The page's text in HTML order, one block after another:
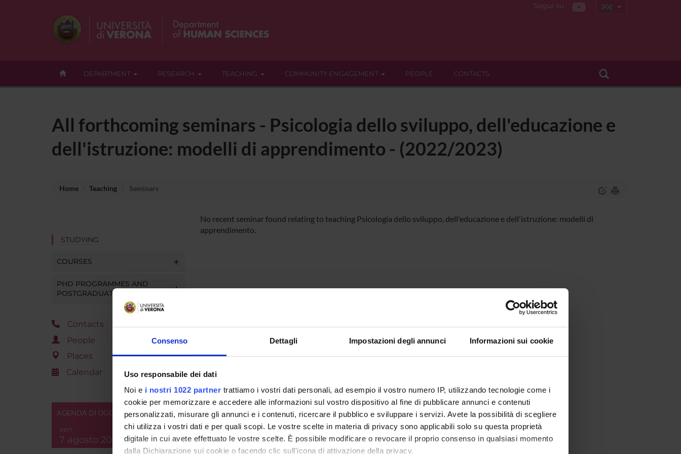
Consenso Dettagli Impostazioni degli annunci Informazioni sui cookie
Uso responsabile dei dati
Noi e i nostri 1022 partner trattiamo i vostri dati personali, ad esempio il vostro numero IP, utilizzando tecnologie come i
cookie per memorizzare e accedere alle informazioni sul vostro dispositivo al fine di pubblicare annunci e contenuti
personalizzati, misurare gli annunci e i contenuti, ricercare il pubblico e sviluppare i servizi. Avete la possibilità di scegliere
chi utilizza i vostri dati e per quali scopi. Le vostre scelte in materia di privacy sono applicabili solo su questa proprietà
digitale in cui avete effettuato le vostre scelte. È possibile modificare o revocare il proprio consenso in qualsiasi momento
dalla Dichiarazione sui cookie o facendo clic sull'icona di attivazione della privacy.
Segui su
DEPARTMENT RESEARCH TEACHING COMMUNITY ENGAGEMENT PEOPLE CONTACTS
All forthcoming seminars - Psicologia dello sviluppo, dell'educazione e
dell'istruzione: modelli di apprendimento - (2022/2023)
Home Teaching Seminars
STUDYING
COURSES
PHD PROGRAMMES AND
POSTGRADUATE TRAINING
Contacts
People
Places
Calendar
AGENDA DI OGGI
ven
7 agosto 2026
No recent seminar found relating to teaching Psicologia dello sviluppo, dell'educazione e dell'istruzione: modelli di
apprendimento.